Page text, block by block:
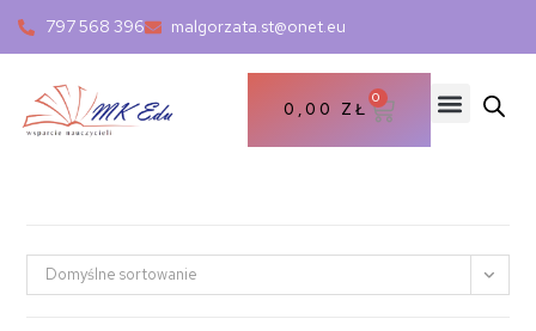
797 568 396 malgorzata.st@onet.eu
0,00 ZŁ
0
Domyślne sortowanie